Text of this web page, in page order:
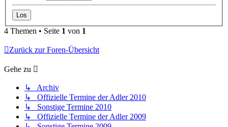
4 Themen • Seite 1 von 1
Zurück zur Foren-Übersicht
Gehe zu
↳ Archiv
↳ Offizielle Termine der Adler 2010
↳ Sonstige Termine 2010
↳ Offizielle Termine der Adler 2009